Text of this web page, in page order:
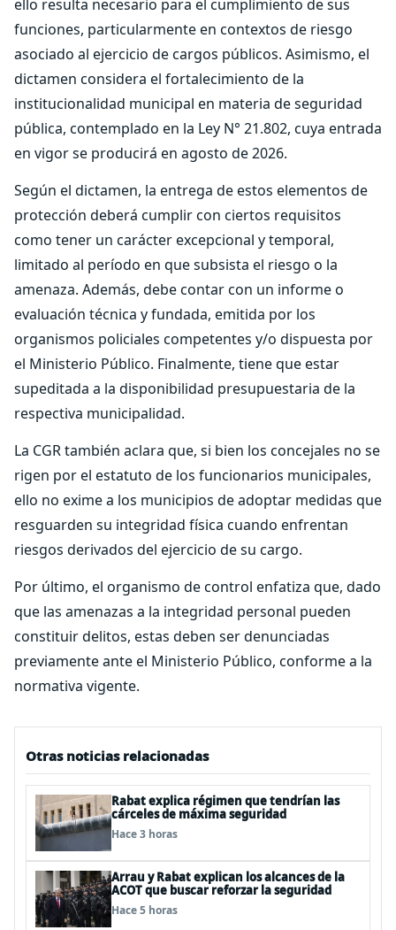
ello resulta necesario para el cumplimiento de sus
funciones, particularmente en contextos de riesgo
asociado al ejercicio de cargos públicos. Asimismo, el
dictamen considera el fortalecimiento de la
institucionalidad municipal en materia de seguridad
pública, contemplado en la Ley N° 21.802, cuya entrada
en vigor se producirá en agosto de 2026.
Según el dictamen, la entrega de estos elementos de
protección deberá cumplir con ciertos requisitos
como tener un carácter excepcional y temporal,
limitado al período en que subsista el riesgo o la
amenaza. Además, debe contar con un informe o
evaluación técnica y fundada, emitida por los
organismos policiales competentes y/o dispuesta por
el Ministerio Público. Finalmente, tiene que estar
supeditada a la disponibilidad presupuestaria de la
respectiva municipalidad.
La CGR también aclara que, si bien los concejales no se
rigen por el estatuto de los funcionarios municipales,
ello no exime a los municipios de adoptar medidas que
resguarden su integridad física cuando enfrentan
riesgos derivados del ejercicio de su cargo.
Por último, el organismo de control enfatiza que, dado
que las amenazas a la integridad personal pueden
constituir delitos, estas deben ser denunciadas
previamente ante el Ministerio Público, conforme a la
normativa vigente.
Otras noticias relacionadas
Rabat explica régimen que tendrían las
cárceles de máxima seguridad
Hace 3 horas
Arrau y Rabat explican los alcances de la
ACOT que buscar reforzar la seguridad
Hace 5 horas